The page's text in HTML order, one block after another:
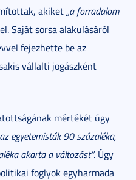
akiket„a forradalom
Saját sorsa alakulásáról
fejezhette be az
vállalti jogászként
mértékét úgy
egyetemisták 90 százaléka,
akarta a változást”. Úgy
foglyok egyharmada